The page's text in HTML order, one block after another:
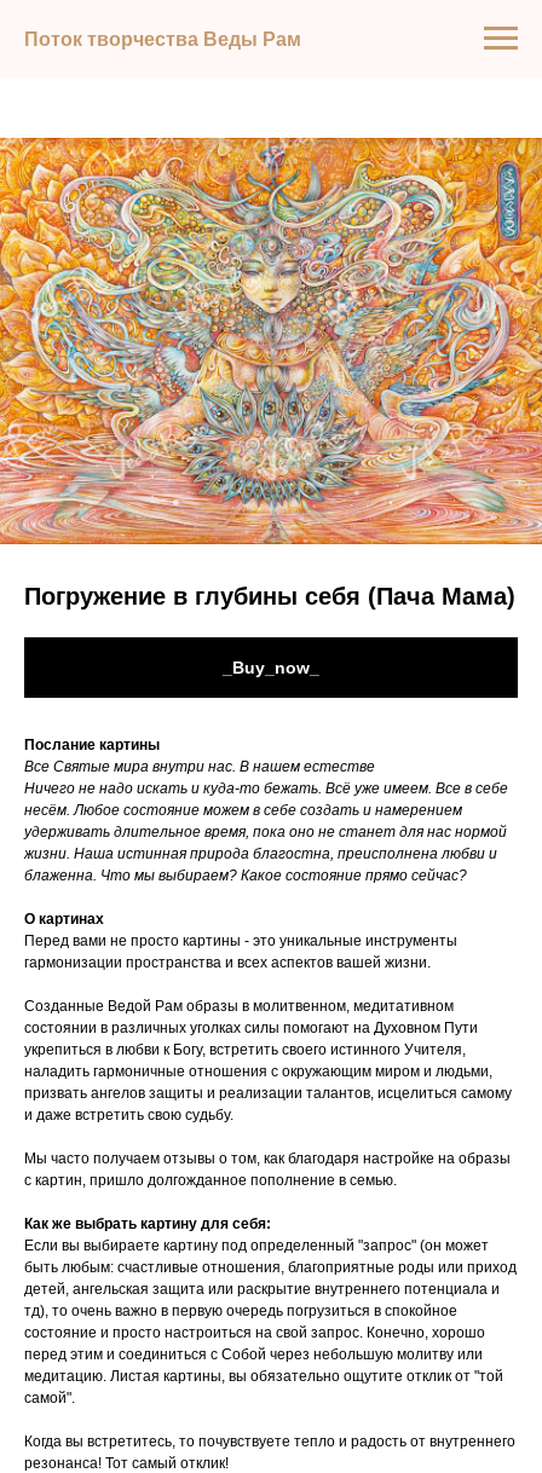
Поток творчества Веды Рам
Погружение в глубины себя (Пача Мама)
_Buy_now_
Послание картины
Все Святые мира внутри нас. В нашем естестве
Ничего не надо искать и куда-то бежать. Всё уже имеем. Все в себе
несём. Любое состояние можем в себе создать и намерением
удерживать длительное время, пока оно не станет для нас нормой
жизни. Наша истинная природа благостна, преисполнена любви и
блаженна. Что мы выбираем? Какое состояние прямо сейчас?
О картинах
Перед вами не просто картины - это уникальные инструменты
гармонизации пространства и всех аспектов вашей жизни.
Созданные Ведой Рам образы в молитвенном, медитативном
состоянии в различных уголках силы помогают на Духовном Пути
укрепиться в любви к Богу, встретить своего истинного Учителя,
наладить гармоничные отношения с окружающим миром и людьми,
призвать ангелов защиты и реализации талантов, исцелиться самому
и даже встретить свою судьбу.
Мы часто получаем отзывы о том, как благодаря настройке на образы
с картин, пришло долгожданное пополнение в семью.
Как же выбрать картину для себя:
Если вы выбираете картину под определенный "запрос" (он может
быть любым: счастливые отношения, благоприятные роды или приход
детей, ангельская защита или раскрытие внутреннего потенциала и
тд), то очень важно в первую очередь погрузиться в спокойное
состояние и просто настроиться на свой запрос. Конечно, хорошо
перед этим и соединиться с Собой через небольшую молитву или
медитацию. Листая картины, вы обязательно ощутите отклик от "той
самой".
Когда вы встретитесь, то почувствуете тепло и радость от внутреннего
резонанса! Тот самый отклик!